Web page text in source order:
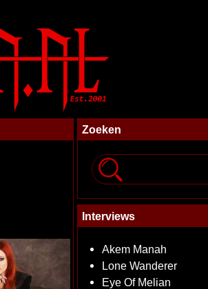
Zoeken
Interviews
Akem Manah
Lone Wanderer
Eye Of Melian